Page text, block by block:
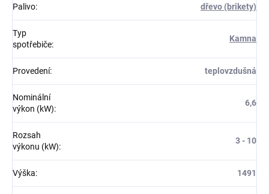
Palivo: dřevo (brikety)
Typ
spotřebiče:
Kamna
Provedení: teplovzdušná
Nominální
výkon (kW):
6,6
Rozsah
výkonu (kW):
3 - 10
Výška: 1491